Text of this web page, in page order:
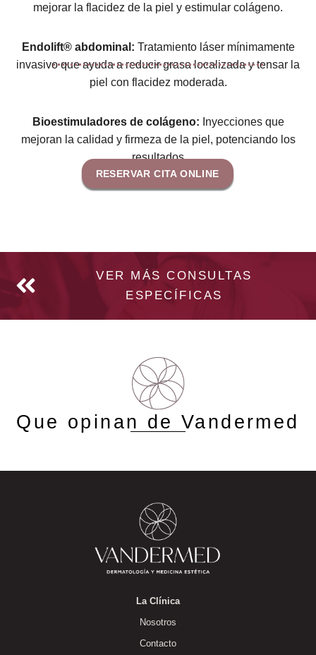
mejorar la flacidez de la piel y estimular colágeno.
Endolift® abdominal: Tratamiento láser mínimamente
invasivo que ayuda a reducir grasa localizada y tensar la
piel con flacidez moderada.
Bioestimuladores de colágeno: Inyecciones que
mejoran la calidad y firmeza de la piel, potenciando los
resultados
RESERVAR CITA ONLINE
VER MÁS CONSULTAS
ESPECÍFICAS
Que opinan de Vandermed
La Clínica
Nosotros
Contacto